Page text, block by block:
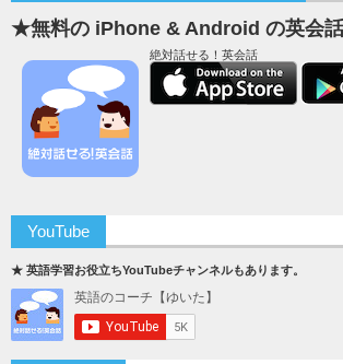
★無料の iPhone & Android の英会話
絶対話せる！英会話
YouTube
★ 英語学習お役立ちYouTubeチャンネルもあります。